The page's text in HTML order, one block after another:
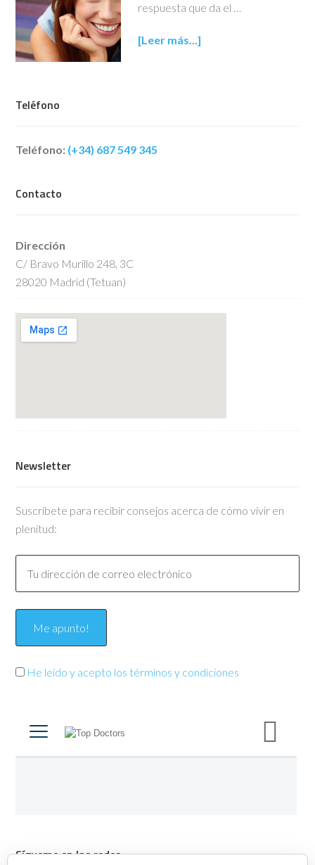
respuesta que da el …
[Leer más...]
Teléfono
Teléfono: (+34) 687 549 345
Contacto
Dirección
C/ Bravo Murillo 248, 3C
28020 Madrid (Tetuan)
Newsletter
Suscríbete para recibir consejos acerca de cómo vivir en
plenitud:
He leído y acepto los términos y condiciones
Sígueme en las redes